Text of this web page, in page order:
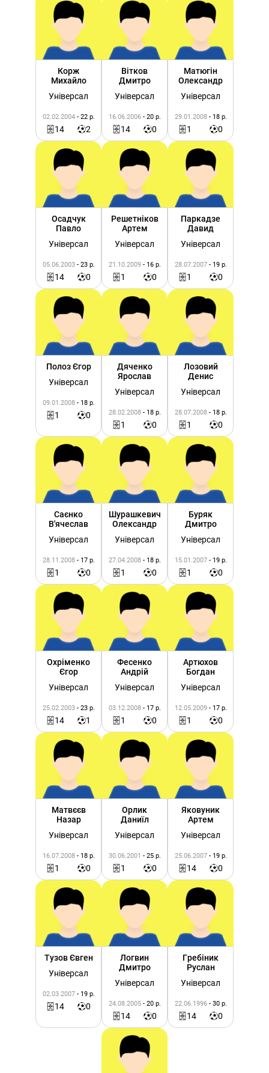
Корж
Михайло
Універсал
02.02.2004 - 22 р.
14 2
Вітков
Дмитро
Універсал
16.06.2006 - 20 р.
14 0
Матюгін
Олександр
Універсал
29.01.2008 - 18 р.
1 0
Осадчук
Павло
Універсал
05.06.2003 - 23 р.
14 0
Решетніков
Артем
Універсал
21.10.2009 - 16 р.
1 0
Паркадзе
Давид
Універсал
28.07.2007 - 19 р.
1 0
Полоз Єгор
Універсал
09.01.2008 - 18 р.
1 0
Дяченко
Ярослав
Універсал
28.02.2008 - 18 р.
1 0
Лозовий
Денис
Універсал
28.07.2008 - 18 р.
1 0
Саєнко
В'ячеслав
Універсал
28.11.2008 - 17 р.
1 0
Шурашкевич
Олександр
Універсал
27.04.2008 - 18 р.
1 0
Буряк
Дмитро
Універсал
15.01.2007 - 19 р.
1 0
Охріменко
Єгор
Універсал
25.02.2003 - 23 р.
14 1
Фесенко
Андрій
Універсал
03.12.2008 - 17 р.
1 0
Артюхов
Богдан
Універсал
12.05.2009 - 17 р.
1 0
Матвєєв
Назар
Універсал
16.07.2008 - 18 р.
1 0
Орлик
Даниїл
Універсал
30.06.2001 - 25 р.
1 0
Яковуник
Артем
Універсал
25.06.2007 - 19 р.
14 0
Тузов Євген
Універсал
02.03.2007 - 19 р.
14 0
Логвин
Дмитро
Універсал
24.08.2005 - 20 р.
14 0
Гребіник
Руслан
Універсал
22.06.1996 - 30 р.
14 0